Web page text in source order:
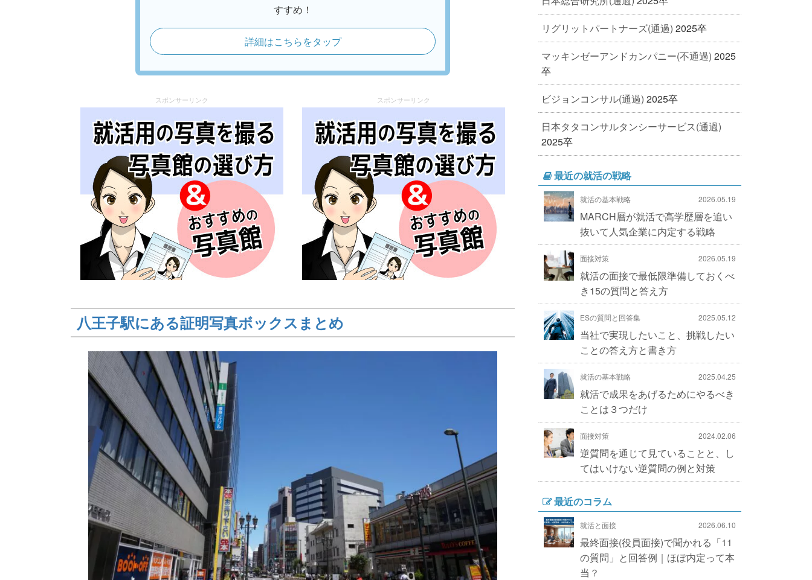
すすめ！
詳細はこちらをタップ
スポンサーリンク スポンサーリンク
八王子駅にある証明写真ボックスまとめ
リグリットパートナーズ(通過) 2025卒
マッキンゼーアンドカンパニー(不通過) 2025
卒
ビジョンコンサル(通過) 2025卒
日本タタコンサルタンシーサービス(通過)
2025卒
最近の就活の戦略
就活の基本戦略 2026.05.19
MARCH層が就活で高学歴層を追い
抜いて人気企業に内定する戦略
面接対策 2026.05.19
就活の面接で最低限準備しておくべ
き15の質問と答え方
ESの質問と回答集 2025.05.12
当社で実現したいこと、挑戦したい
ことの答え方と書き方
就活の基本戦略 2025.04.25
就活で成果をあげるためにやるべき
ことは３つだけ
面接対策 2024.02.06
逆質問を通じて見ていることと、し
てはいけない逆質問の例と対策
最近のコラム
就活と面接 2026.06.10
最終面接(役員面接)で聞かれる「11
の質問」と回答例｜ほぼ内定って本
当？